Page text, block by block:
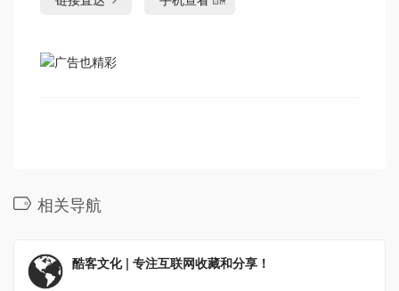
相关导航
酷客文化 | 专注互联网收藏和分享！